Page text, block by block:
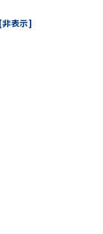
[非表示]